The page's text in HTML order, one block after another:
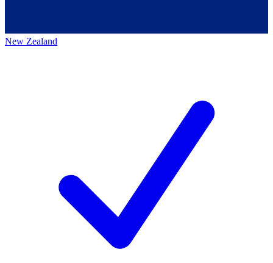
New Zealand